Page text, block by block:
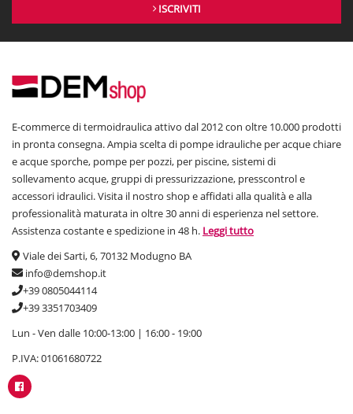
ISCRIVITI
E-commerce di termoidraulica attivo dal 2012 con oltre 10.000 prodotti
in pronta consegna. Ampia scelta di pompe idrauliche per acque chiare
e acque sporche, pompe per pozzi, per piscine, sistemi di
sollevamento acque, gruppi di pressurizzazione, presscontrol e
accessori idraulici. Visita il nostro shop e affidati alla qualità e alla
professionalità maturata in oltre 30 anni di esperienza nel settore.
Assistenza costante e spedizione in 48 h. Leggi tutto
Viale dei Sarti, 6, 70132 Modugno BA
info@demshop.it
+39 0805044114
+39 3351703409
Lun - Ven dalle 10:00-13:00 | 16:00 - 19:00
P.IVA: 01061680722